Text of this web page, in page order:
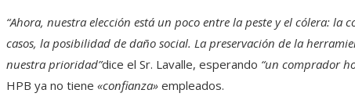
“Ahora, nuestra elección está un poco entre la peste y el cólera:
casos, la posibilidad de daño social. La preservación de la
nuestra prioridad”dice el Sr. Lavalle, esperando “un comprador
HPB ya no tiene «confianza» empleados.